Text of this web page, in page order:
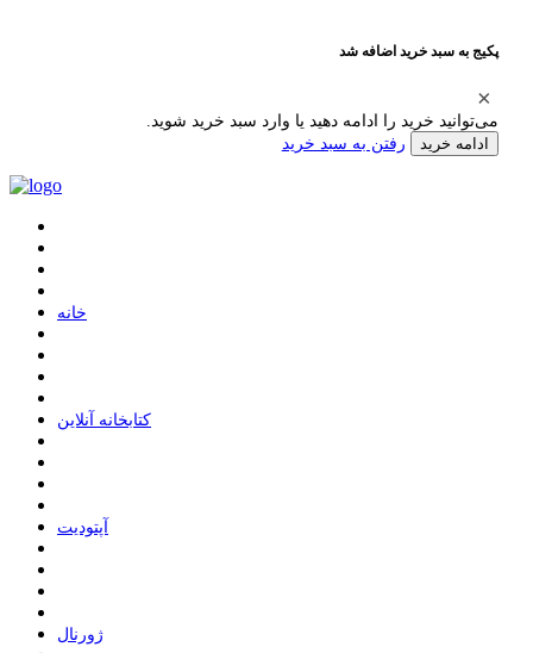
پکیج به سبد خرید اضافه شد
می‌توانید خرید را ادامه دهید یا وارد سبد خرید شوید.
ادامه خرید رفتن به سبد خرید
ﺧﺎﻧﻪ
ﮐﺘﺎﺑﺨﺎﻧﻪ ﺁﻧﻼﯾﻦ
ﺁﭘﺘﻮﺩﯾﺖ
ﮊﻭﺭﻧﺎﻝ